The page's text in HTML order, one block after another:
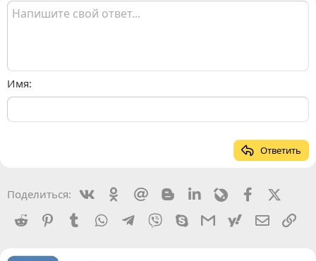
Имя
Ответить
Поделиться: VkontakteOdnoklassniki
Mail.ru BloggerLinkedinLivejournalFacebook
Reddit
PinterestTumblr WhatsAppTelegram
Viber SkypeGmailyahoomail